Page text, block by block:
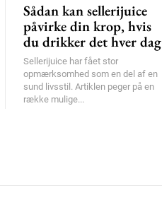
Sådan kan sellerijuice
påvirke din krop, hvis
du drikker det hver dag
Sellerijuice har fået stor
opmærksomhed som en del af en
sund livsstil. Artiklen peger på en
række mulige...